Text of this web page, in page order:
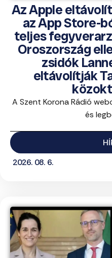
Az Apple
az App Store-
teljes
Oroszország
zsidók
eltávolítják
A Szent Korona Rádió
és
2026. 08. 6.